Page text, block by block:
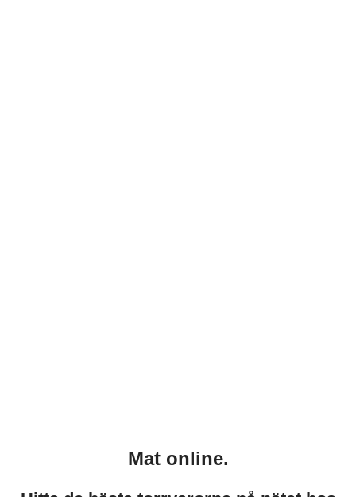
Mat online.